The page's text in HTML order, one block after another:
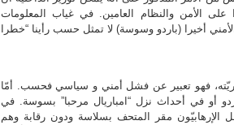
الأمن والنظام العامين. في غياب المعلومات
أخيرا (باردو وسوسة) لا تمثل حسب رأينا “خطرا
فهو تعبير عن فشل أمني و سياسي فحسب. أمّا
أو في أحداث نزل “امباريال مرحبا” بسوسة. في
مقر المتحف بسلاسة ودون رقابة وهم